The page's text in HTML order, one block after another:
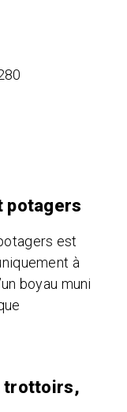
potagers
est
à
boyau muni
trottoirs,